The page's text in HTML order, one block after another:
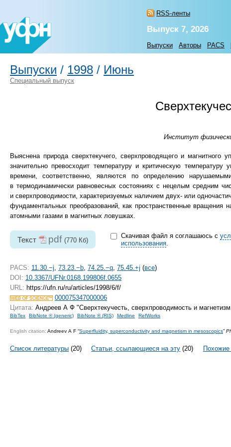
RSS-ленты
Выпуск 7, 2026
Выпуски Авторы PACS
Выпуски / 1998 / Июнь
Специальный выпуск
Институт
Выяснена природа сверхтекучего, сверхпроводящего и
значительно превосходит температуру и критическую
времени, соответственно, являются по определению
в термодинамически равновесных состояниях с нецелым средним
и сверхпроводимости, характеризуемых наличием двух- или
фундаментальных преобразований, как пространственные
атомными газами в магнитных ловушках.
Текст pdf (770 Кб)
Скачивая файл я соглашаюсь с
использования.
PACS: 11.30.−j 73.23.−b 74.25.−q 75.45.+j (все)
DOI: 10.3367/UFNr.0168.199806f.0655
URL: https://ufn.ru/ru/articles/1998/6/f/
000075347000006
Цитата: Андреев А Ф "Сверхтекучесть, сверхпроводимость и
BibTex BibNote ® (generic) BibNote ® (RIS) Medline RefWorks
English citation: Andreev A F “Superfluidity, superconductivity and magnetism in mesoscopics”
Список литературы (20) Статьи, ссылающиеся на эту (20) Похожие